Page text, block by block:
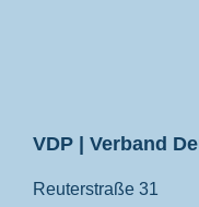
VDP | Verband
Reuterstraße 31